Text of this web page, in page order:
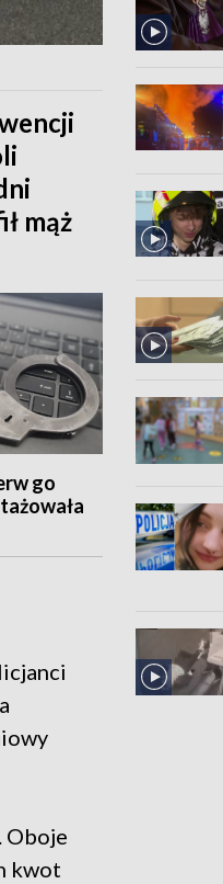
mąż
go
Oboje
kwot